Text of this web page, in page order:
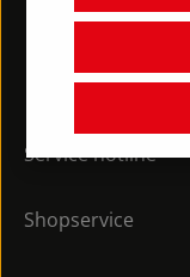
Service hotline
Shopservice